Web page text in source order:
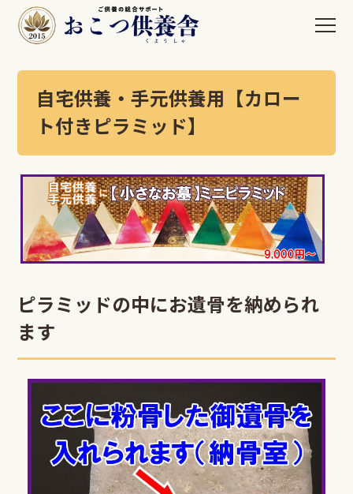
自宅供養・手元供養用【カロー
ト付きピラミッド】
ピラミッドの中にお遺骨を納められ
ます